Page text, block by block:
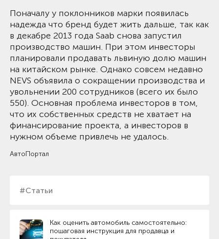
#Статьи
Как оценить автомобиль самостоятельно:
пошаговая инструкция для продавца и
Поначалу у поклонников марки появилась
надежда что бренд будет жить дальше, так как
в декабре 2013 года Saab снова запустил
производство машин. При этом инвесторы
планировали продавать львиную долю машин
на китайском рынке. Однако совсем недавно
NEVS объявила о сокращении производства и
увольнении 200 сотрудников (всего их было
550). Основная проблема инвесторов в том,
что их собственных средств не хватает на
финансирование проекта, а инвесторов в
нужном объеме привлечь не удалось.
АвтоПортал